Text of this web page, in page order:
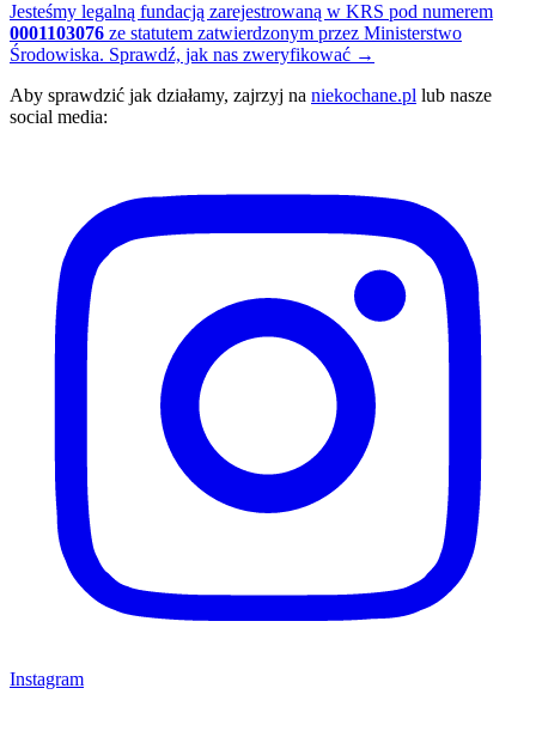
Jesteśmy legalną fundacją zarejestrowaną w KRS pod numerem
0001103076 ze statutem zatwierdzonym przez Ministerstwo
Środowiska. Sprawdź, jak nas zweryfikować →
Aby sprawdzić jak działamy, zajrzyj na niekochane.pl lub nasze
social media:
Instagram